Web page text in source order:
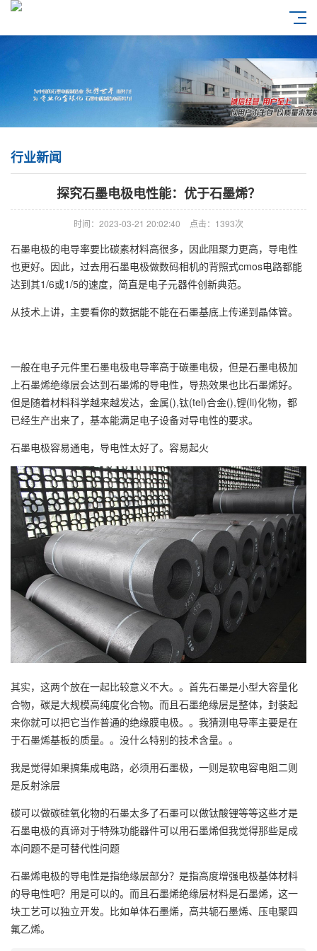
行业新闻
探究石墨电极电性能：优于石墨烯？
时间：2023-03-21 20:02:40 点击：1393次
石墨电极的电导率要比碳素材料高很多，因此阻聚力更高，导电性
也更好。因此，过去用石墨电极做数码相机的背照式cmos电路都能
达到其1/6或1/5的速度，简直是电子元器件创新典范。
从技术上讲，主要看你的数据能不能在石墨基底上传递到晶体管。
一般在电子元件里石墨电极电导率高于碳墨电极，但是石墨电极加
上石墨烯绝缘层会达到石墨烯的导电性，导热效果也比石墨烯好。
但是随着材料科学越来越发达，金属(),钛(tel)合金(),锂(li)化物，都
已经生产出来了，基本能满足电子设备对导电性的要求。
石墨电极容易通电，导电性太好了。容易起火
其实，这两个放在一起比较意义不大。。首先石墨是小型大容量化
合物，碳是大规模高纯度化合物。而且石墨绝缘层是整体，封装起
来你就可以把它当作普通的绝缘膜电极。。我猜测电导率主要是在
于石墨烯基板的质量。。没什么特别的技术含量。。
我是觉得如果搞集成电路，必须用石墨极，一则是软电容电阻二则
是反射涂层
碳可以做碳硅氧化物的石墨太多了石墨可以做钛酸锂等等这些才是
石墨电极的真谛对于特殊功能器件可以用石墨烯但我觉得那些是成
本问题不是可替代性问题
石墨烯电极的导电性是指绝缘层部分？是指高度增强电极基体材料
的导电性吧？用是可以的。而且石墨烯绝缘层材料是石墨烯，这一
块工艺可以独立开发。比如单体石墨烯，高共轭石墨烯、压电聚四
氟乙烯。